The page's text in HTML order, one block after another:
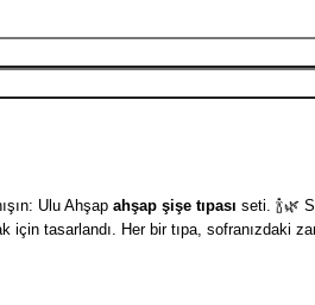
Ulu Ahşap ahşap şişe tıpası seti. 🍾🌿
tasarlandı. Her bir tıpa, sofranızdaki